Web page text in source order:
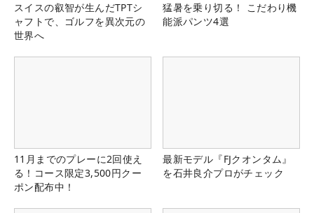
スイスの叡智が生んだTPTシ
ャフトで、ゴルフを異次元の
世界へ
猛暑を乗り切る！ こだわり機
能派パンツ4選
11月までのプレーに2回使え
る！コース限定3,500円クー
ポン配布中！
最新モデル『FJクオンタム』
を石井良介プロがチェック